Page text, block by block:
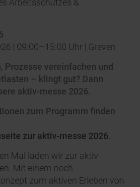
Arbeitsschutzes &
| 09:00–15:00 Uhr | Greven
Prozesse vereinfachen und
– klingt gut? Dann
aktiv-messe 2026.
zum Programm finden
zur aktiv-messe 2026.
Mal laden wir zur aktiv-
Mit einem noch
zum aktiven Erleben von